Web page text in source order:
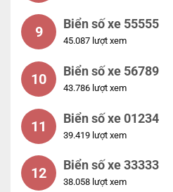
9 Biển số xe 55555
45.087 lượt xem
10 Biển số xe 56789
43.786 lượt xem
11 Biển số xe 01234
39.419 lượt xem
12 Biển số xe 33333
38.058 lượt xem